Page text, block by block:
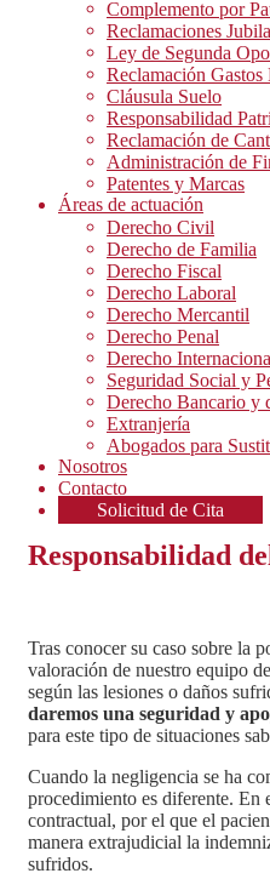
Complemento por
Reclamaciones
Ley de Segunda
Reclamación Gastos
Cláusula Suelo
Responsabilidad
Reclamación de
Administración de
Patentes y Marcas
Áreas de actuación
Derecho Civil
Derecho de Familia
Derecho Fiscal
Derecho Laboral
Derecho Mercantil
Derecho Penal
Derecho
Seguridad Social y
Derecho Bancario y
Extranjería
Abogados para
Nosotros
Contacto
Solicitud de Cita
Responsabilidad
Tras conocer su caso sobre la
valoración de nuestro equipo
según las lesiones o daños
daremos una seguridad y
para este tipo de situaciones
Cuando la negligencia se ha
procedimiento es diferente. En
contractual, por el que el
manera extrajudicial la
sufridos.